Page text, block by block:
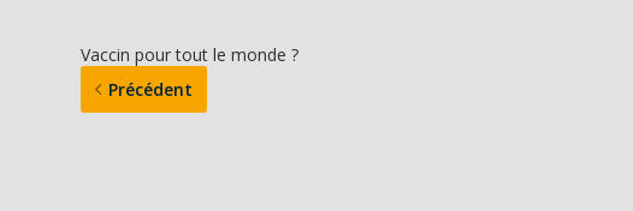
Vaccin pour tout le monde ?
Précédent